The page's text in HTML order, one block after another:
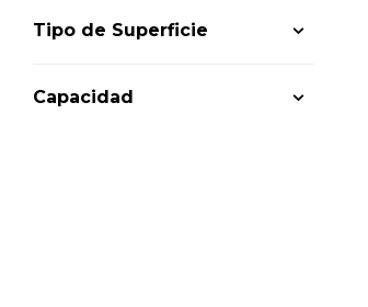
Tipo de Superficie
Capacidad